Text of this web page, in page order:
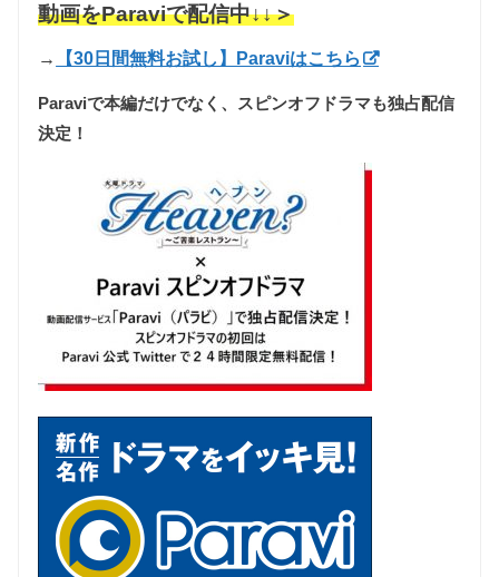
動画をParaviで配信中↓↓＞
→ 【30日間無料お試し】Paraviはこちら
Paraviで本編だけでなく、スピンオフドラマも独占配信
決定！